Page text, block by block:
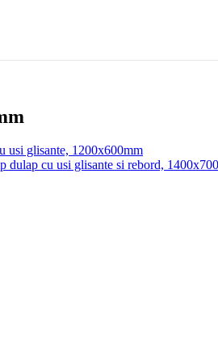
usi glisante, 1200x600mm
dulap cu usi glisante si rebord,